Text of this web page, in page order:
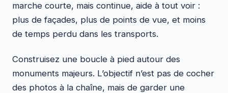
marche courte, mais continue, aide à tout voir :
plus de façades, plus de points de vue, et moins
de temps perdu dans les transports.
Construisez une boucle à pied autour des
monuments majeurs. L’objectif n’est pas de cocher
des photos à la chaîne, mais de garder une